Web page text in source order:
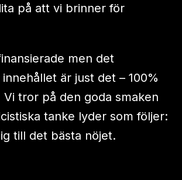
på att vi brinner för
men det
är just det – 100%
tror på den goda smaken
tanke lyder som följer:
till det bästa nöjet.